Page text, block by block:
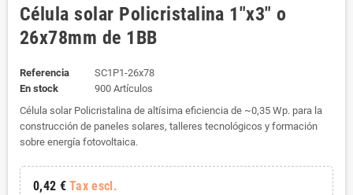
Célula solar Policristalina 1"x3" o
26x78mm de 1BB
Referencia
SC1P1-26x78
En stock
900 Artículos
Célula solar Policristalina de altísima eficiencia de ~0,35 Wp. para la
construcción de paneles solares, talleres tecnológicos y formación
sobre energía fotovoltaica.
0,42 € Tax escl.